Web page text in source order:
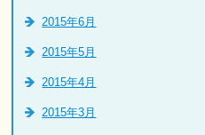
2015年6月
2015年5月
2015年4月
2015年3月